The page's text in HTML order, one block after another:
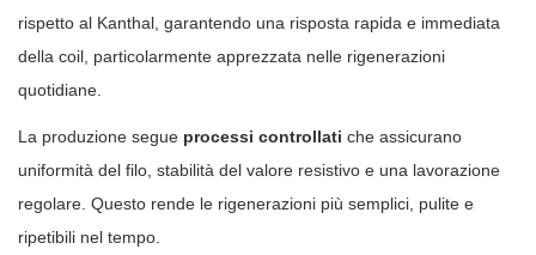
rispetto al Kanthal, garantendo una risposta rapida e immediata
della coil, particolarmente apprezzata nelle rigenerazioni
quotidiane.
La produzione segue processi controllati che assicurano
uniformità del filo, stabilità del valore resistivo e una lavorazione
regolare. Questo rende le rigenerazioni più semplici, pulite e
ripetibili nel tempo.